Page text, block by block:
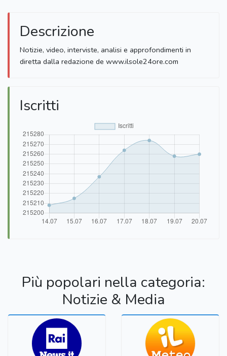
Descrizione
Notizie, video, interviste, analisi e approfondimenti in
diretta dalla redazione de www.ilsole24ore.com
Iscritti
Più popolari nella categoria:
Notizie & Media